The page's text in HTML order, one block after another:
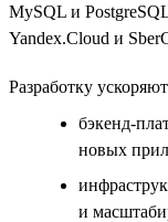
MySQL и
Yandex.Cloud и
Разработку
бэкенд-
новых
и